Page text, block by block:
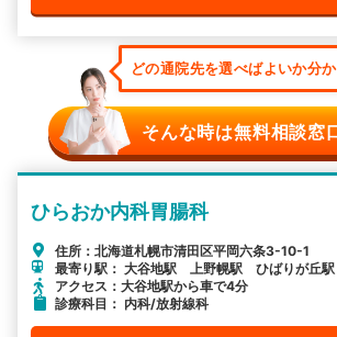
どの通院先を選べばよいか分
そんな時は無料相談窓
ひらおか内科胃腸科
住所：北海道札幌市清田区平岡六条3-10-1
最寄り駅： 大谷地駅 上野幌駅 ひばりが丘駅
アクセス：大谷地駅から車で4分
診療科目： 内科/放射線科